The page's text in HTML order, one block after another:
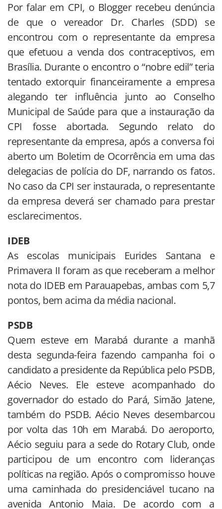
Por falar em CPI, o Blogger recebeu denúncia
de que o vereador Dr. Charles (SDD) se
encontrou com o representante da empresa
que efetuou a venda dos contraceptivos, em
Brasília. Durante o encontro o “nobre edil” teria
tentado extorquir financeiramente a empresa
alegando ter influência junto ao Conselho
Municipal de Saúde para que a instauração da
CPI fosse abortada. Segundo relato do
representante da empresa, após a conversa foi
aberto um Boletim de Ocorrência em uma das
delegacias de polícia do DF, narrando os fatos.
No caso da CPI ser instaurada, o representante
da empresa deverá ser chamado para prestar
esclarecimentos.
IDEB
As escolas municipais Eurides Santana e
Primavera II foram as que receberam a melhor
nota do IDEB em Parauapebas, ambas com 5,7
pontos, bem acima da média nacional.
PSDB
Quem esteve em Marabá durante a manhã
desta segunda-feira fazendo campanha foi o
candidato a presidente da República pelo PSDB,
Aécio Neves. Ele esteve acompanhado do
governador do estado do Pará, Simão Jatene,
também do PSDB. Aécio Neves desembarcou
por volta das 10h em Marabá. Do aeroporto,
Aécio seguiu para a sede do Rotary Club, onde
participou de um encontro com lideranças
políticas na região. Após o compromisso houve
uma caminhada do presidenciável tucano na
avenida Antonio Maia. De acordo com a